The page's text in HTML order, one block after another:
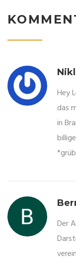
Hey
das
in
Der